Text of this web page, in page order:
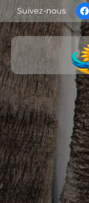
Suivez-nous